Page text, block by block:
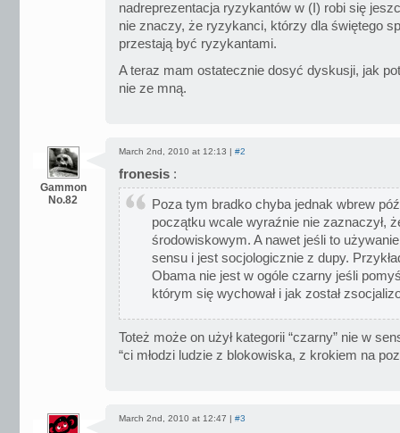
nadreprezentacja ryzykantów w (I) robi się
nie znaczy, że ryzykanci, którzy dla świętego
przestają być ryzykantami.
A teraz mam ostatecznie dosyć dyskusji, jak
nie ze mną.
Gammon
No.82
March 2nd, 2010 at 12:13 | #2
fronesis :
Poza tym bradko chyba jednak wbrew
początku wcale wyraźnie nie zaznaczył,
środowiskowym. A nawet jeśli to
sensu i jest socjologicznie z dupy.
Obama nie jest w ogóle czarny jeśli
którym się wychował i jak został
Toteż może on użył kategorii “czarny” nie w
“ci młodzi ludzie z blokowiska, z krokiem na
March 2nd, 2010 at 12:47 | #3